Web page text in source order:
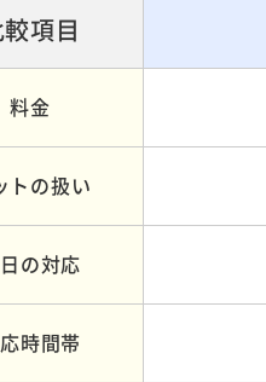
項目
料金
トの扱い
の対応
時間帯